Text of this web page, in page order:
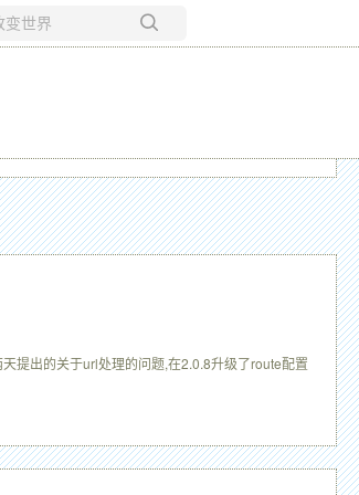
提出的关于url处理的问题,在2.0.8升级了route配置